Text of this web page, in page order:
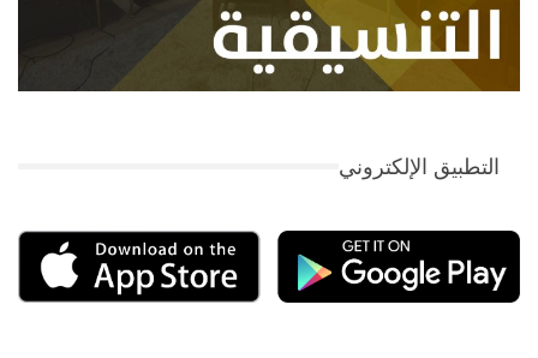
التطبيق الإلكتروني